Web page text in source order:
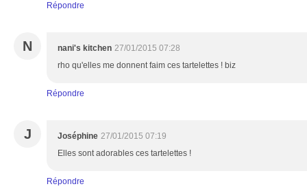
Répondre
N nani's kitchen 27/01/2015 07:28
rho qu'elles me donnent faim ces tartelettes ! biz
Répondre
J Joséphine 27/01/2015 07:19
Elles sont adorables ces tartelettes !
Répondre